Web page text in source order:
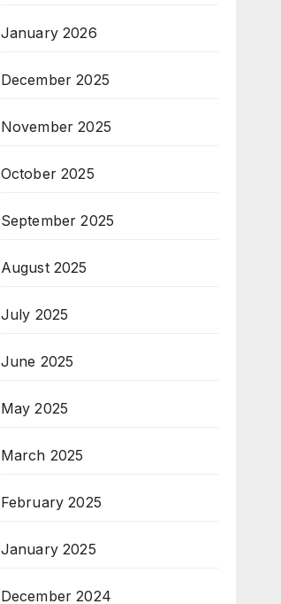
January 2026
December 2025
November 2025
October 2025
September 2025
August 2025
July 2025
June 2025
May 2025
March 2025
February 2025
January 2025
December 2024